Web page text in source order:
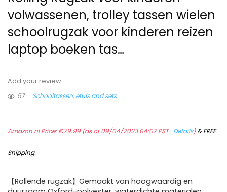
volwassenen, trolley tassen wielen
schoolrugzak voor kinderen reizen
laptop boeken tas…
Add your review
57
Schooltassen, etuis and sets
Amazon.nl Price:€79.99(as of 09/04/2023 04:07 PST- Details)&FREE
Shipping.
【Rollende rugzak】Gemaakt van hoogwaardig en